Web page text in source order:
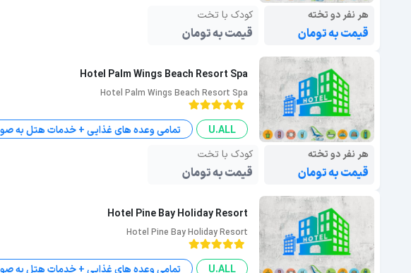
هر نفر دو تخته
قیمت به تومان
کودک با تخت
قیمت به تومان
Hotel Palm Wings Beach Resort Spa
Hotel Palm Wings Beach Resort Spa
U.ALL
تمامی وعده های غذایی + خدمات هتل به
هر نفر دو تخته
قیمت به تومان
کودک با تخت
قیمت به تومان
Hotel Pine Bay Holiday Resort
Hotel Pine Bay Holiday Resort
U.ALL
تمامی وعده های غذایی + خدمات هتل به